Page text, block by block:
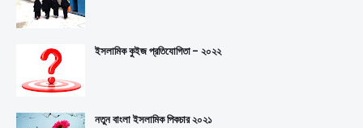
ইসলামিক কুইজ প্রতিযোগিতা - ২০২২
নতুন বাংলা ইসলামিক পিকচার ২০২১